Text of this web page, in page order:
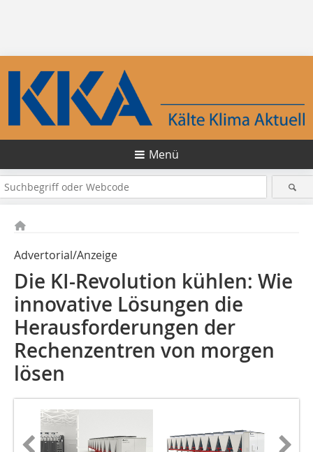
Menü
Advertorial/Anzeige
Die KI-Revolution kühlen: Wie
innovative Lösungen die
Herausforderungen der
Rechenzentren von morgen
lösen